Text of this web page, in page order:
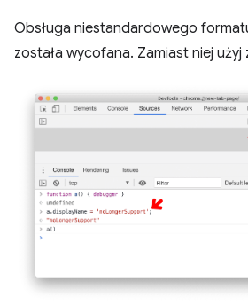
Obsługa niestandardowego
została wycofana. Zamiast niej użyj